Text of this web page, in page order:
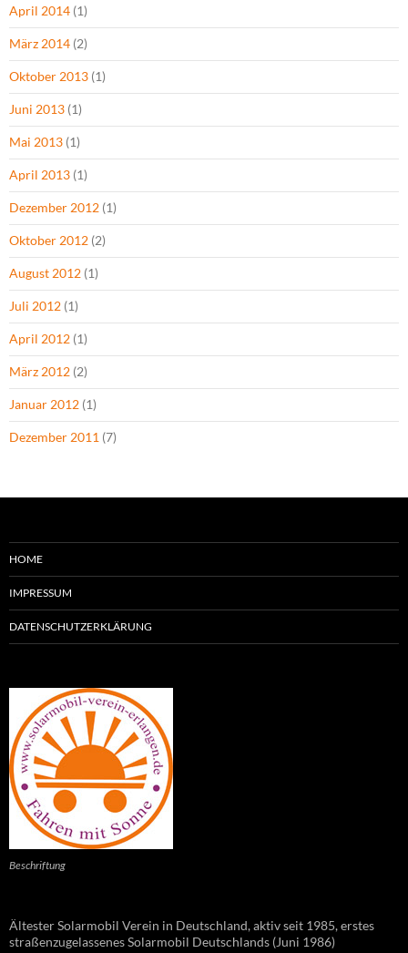
April 2014 (1)
März 2014 (2)
Oktober 2013 (1)
Juni 2013 (1)
Mai 2013 (1)
April 2013 (1)
Dezember 2012 (1)
Oktober 2012 (2)
August 2012 (1)
Juli 2012 (1)
April 2012 (1)
März 2012 (2)
Januar 2012 (1)
Dezember 2011 (7)
HOME
IMPRESSUM
DATENSCHUTZERKLÄRUNG
Beschriftung
Ältester Solarmobil Verein in Deutschland, aktiv seit 1985, erstes
straßenzugelassenes Solarmobil Deutschlands (Juni 1986)